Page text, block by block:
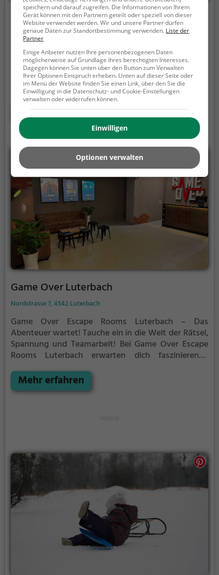
Rodelhang Weissenstein b. Solothurn
Weissensteinstrasse, 4515 Weissenstein b. Solothurn
Der Rodelhang Weissenstein b. Solothurn liegt in der
Nähe von Weissenstein b. Solothurn und verspricht
im Winter Rodelspaß vom Feinsten.Hier ist nicht nur
für die Kleinsten Spaß und Abenteuer
vorprogrammiert - auch Erwachsene können sich am
Rodelhang Weissenstein b. Solothurn auf den
Schlitten setzen und eine rasante Abfahrt wagen.
Mehr erfahren
Game Over Luterbach
Nordstrasse 7, 4542 Luterbach
Game Over Escape Rooms Luterbach – Das
Abenteuer wartet!Tauche ein in die Welt der Rätsel,
Spannung und Teamarbeit! Bei Game Over Escape
Rooms Luterbach erwarten dich faszinierende
Zusammenarbeit auf die Probe stellen. Ob mit
Freunden, der Familie oder im Kollegenkreis – hier
Mehr erfahren
speichern und darauf zugreifen. Die Informationen von Ihrem
Gerät können mit den Partnern geteilt oder speziell von dieser
Website verwendet werden. Wir und unsere Partner dürfen
genaue Daten zur Standortbestimmung verwenden. Liste der
Partner
Einige Anbieter nutzen Ihre personenbezogenen Daten
möglicherweise auf Grundlage ihres berechtigten Interesses.
Dagegen können Sie unten über den Button zum Verwalten
Ihrer Optionen Einspruch erheben. Unten auf dieser Seite oder
im Menü der Website finden Sie einen Link, über den Sie die
Einwilligung in die Datenschutz- und Cookie-Einstellungen
verwalten oder widerrufen können.
Einwilligen
Optionen verwalten